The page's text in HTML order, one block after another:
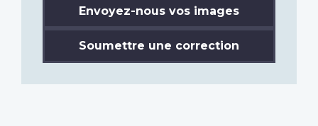
Envoyez-nous vos images
Soumettre une correction